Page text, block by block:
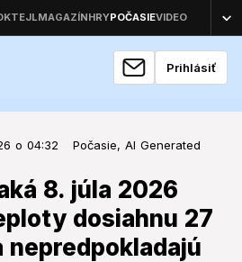
Prihlásiť
o 04:32 Počasie, AI Generated
8. júla 2026
dosiahnu 27
nepredpokladajú
o 04:32
8. júla 2026 letný
27 °C,